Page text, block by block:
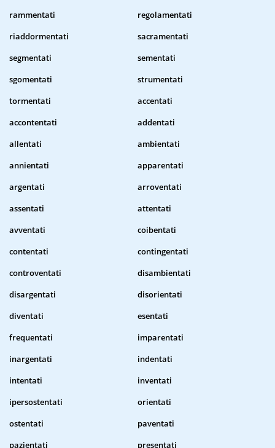
rammentati
regolamentati
riaddormentati
sacramentati
segmentati
sementati
sgomentati
strumentati
tormentati
accentati
accontentati
addentati
allentati
ambientati
annientati
apparentati
argentati
arroventati
assentati
attentati
avventati
coibentati
contentati
contingentati
controventati
disambientati
disargentati
disorientati
diventati
esentati
frequentati
imparentati
inargentati
indentati
intentati
inventati
ipersostentati
orientati
ostentati
paventati
pazientati
presentati